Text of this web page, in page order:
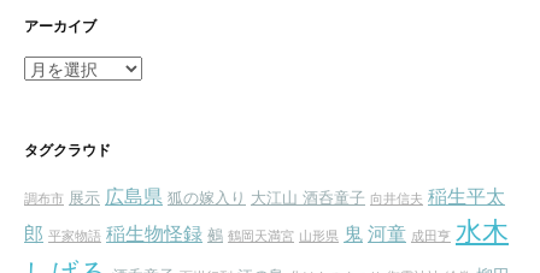
アーカイブ
ア
イ
タグクラウド
調布市 展示 広島県 狐の嫁入り 大江山 酒呑童子 向井信夫 稲生平太
郎 平家物語 稲生物怪録 鵺 鶴岡天満宮 山形県 鬼 河童 成田亨 水木